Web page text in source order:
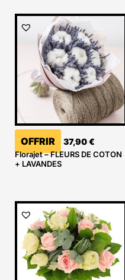
OFFRIR 37,90€
Florajet – FLEURS DE COTON
+ LAVANDES